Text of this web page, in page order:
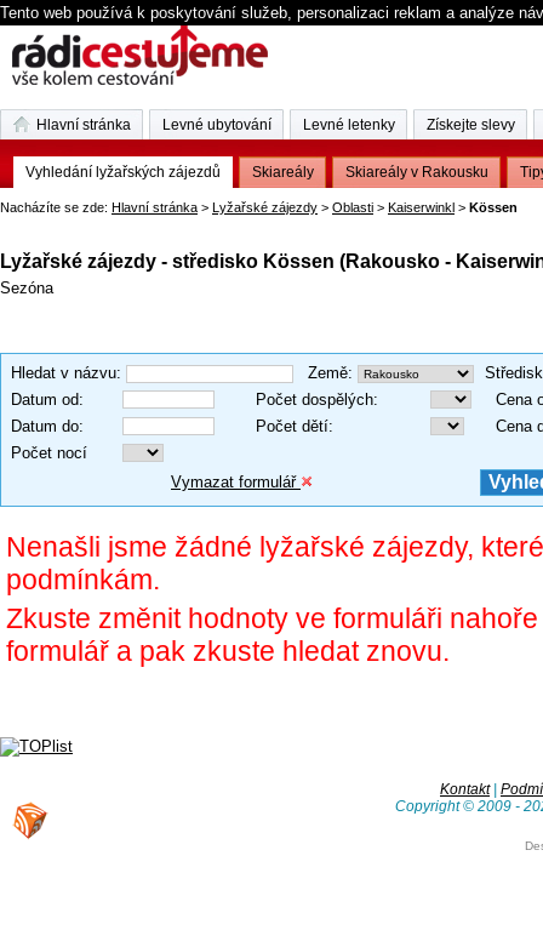
Tento web používá k poskytování služeb, personalizaci reklam a analýze
Nacházíte se zde: Hlavní stránka > Lyžařské zájezdy > Oblasti > Kaiserwinkl > Kössen
Lyžařské zájezdy - středisko Kössen (Rakousko -
Sezóna
Hledat v názvu: Země:
Datum od: Počet dospělých:
Cena
Datum do: Počet dětí:
Cena
Počet nocí
Vymazat formulář
Nenašli jsme žádné lyžařské zájezdy,
podmínkám.
Zkuste změnit hodnoty ve formuláři
formulář a pak zkuste hledat znovu.
Kontakt|
Copyright © 2009 -
Hlavní stránka Levné ubytování Levné letenky Získejte slevy
Vyhledání lyžařských zájezdů Skiareály Skiareály v Rakousku